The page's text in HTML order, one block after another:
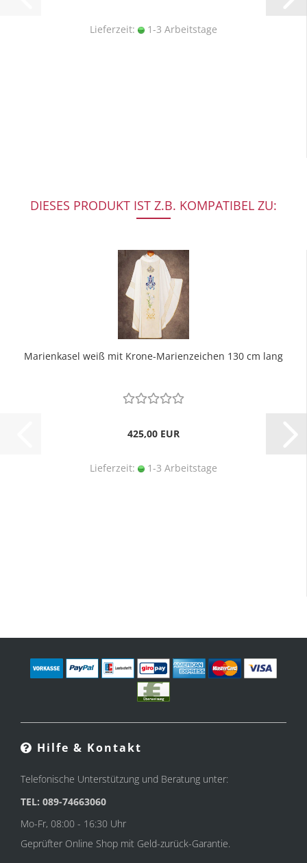
Lieferzeit: 1-3 Arbeitstage
DIESES PRODUKT IST Z.B. KOMPATIBEL ZU:
Marienkasel weiß mit Krone-Marienzeichen 130 cm lang
425,00 EUR
Lieferzeit: 1-3 Arbeitstage
Hilfe & Kontakt
Telefonische Unterstützung und Beratung unter:
TEL: 089-74663060
Mo-Fr, 08:00 - 16:30 Uhr
Geprüfter Online Shop mit Geld-zurück-Garantie.